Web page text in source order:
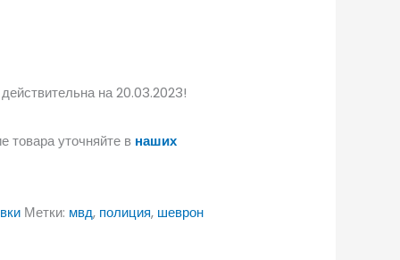
на 20.03.2023!
товара уточняйте в наших
Метки: мвд, полиция, шеврон